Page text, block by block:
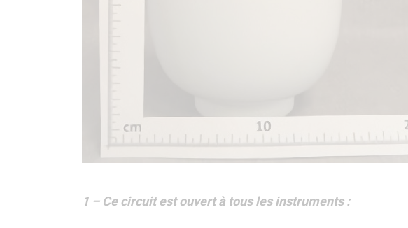
1 – Ce circuit est ouvert à tous les instruments :